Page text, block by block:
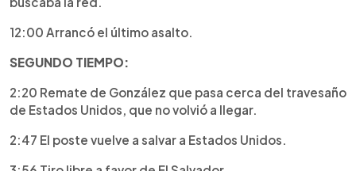
12:00 Arrancó el último asalto.
SEGUNDO TIEMPO:
2:20 Remate de González que pasa cerca del travesaño
de Estados Unidos, que no volvió a llegar.
2:47 El poste vuelve a salvar a Estados Unidos.